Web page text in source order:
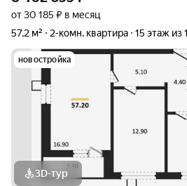
от 30 185 ₽ в месяц
57,2 м²
2-комн. квартира 15 этаж из
новостройка
3D-тур